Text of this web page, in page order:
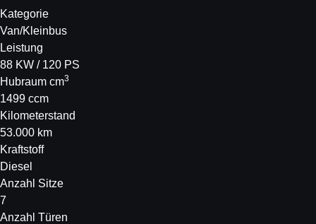
Kategorie
Van/Kleinbus
Leistung
88 KW / 120 PS
Hubraum cm3
1499 ccm
Kilometerstand
53.000 km
Kraftstoff
Diesel
Anzahl Sitze
7
Anzahl Türen